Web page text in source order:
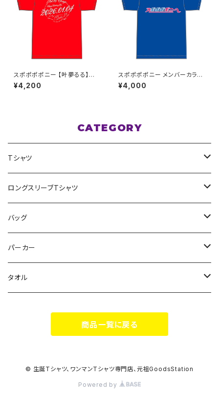
スポポポポニー 【叶夢るる】生
誕祭Tシャツ レッド XXL〜XXX
Lサイズ
¥4,200
スポポポポニー メンバーカラー
シンプルデザイン ロゴTシャツ
ブルー S〜XLサイズ
¥4,000
CATEGORY
Tシャツ
スポポポポニー
花いろは
Milky✳︎Sphene
シークレットシャノワール
思い出とプレゼント
ヒロイックニューシネマ
ロングスリーブTシャツ
HIGH HIGH BEAM
Milky✳︎Sphene
バッグ
サコッシュ
パーカー
スポポポポニー
タオル
Milky✳︎Sphene
商品一覧に戻る
© 生誕Tシャツ、ワンマンTシャツ専門店、元祖GoodsStation
Powered by